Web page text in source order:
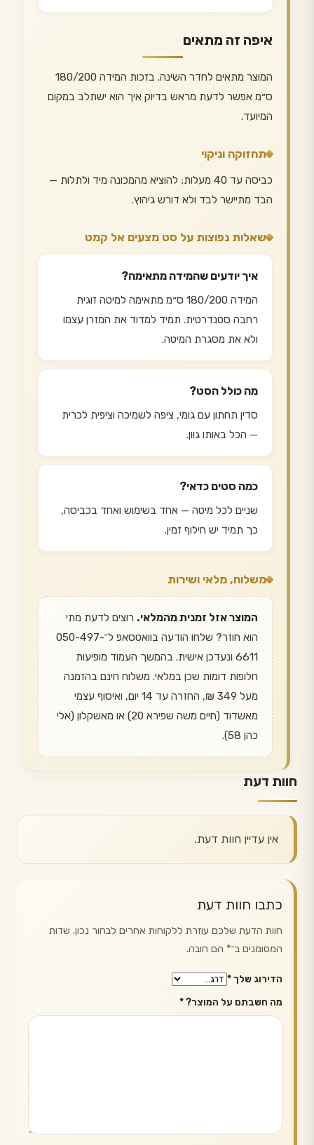
איפה זה מתאים
המוצר מתאים לחדר השינה. בזכות המידה 180/200
ס״מ אפשר לדעת מראש בדיוק איך הוא ישתלב במקום
המיועד.
תחזוקה וניקוי
כביסה עד 40 מעלות; להוציא מהמכונה מיד ולתלות —
הבד מתיישר לבד ולא דורש גיהוץ.
שאלות נפוצות על סט מצעים אל קמט
איך יודעים שהמידה מתאימה?
המידה 180/200 ס״מ מתאימה למיטה זוגית
רחבה סטנדרטית. תמיד למדוד את המזרן עצמו
ולא את מסגרת המיטה.
מה כולל הסט?
סדין תחתון עם גומי, ציפה לשמיכה וציפית לכרית
— הכל באותו גוון.
כמה סטים כדאי?
שניים לכל מיטה — אחד בשימוש ואחד בכביסה,
כך תמיד יש חילוף זמין.
משלוח, מלאי ושירות
המוצר אזל זמנית מהמלאי. רוצים לדעת מתי
הוא חוזר? שלחו הודעה בוואטסאפ ל־050-497-
6611 ונעדכן אישית. בהמשך העמוד מופיעות
חלופות דומות שכן במלאי. משלוח חינם בהזמנה
מעל 349 ₪, החזרה עד 14 יום, ואיסוף עצמי
מאשדוד (חיים משה שפירא 20) או מאשקלון (אלי
כהן 58).
חוות דעת
אין עדיין חוות דעת.
כתבו חוות דעת
חוות הדעת שלכם עוזרת ללקוחות אחרים לבחור נכון. שדות
המסומנים ב־* הם חובה.
הדירוג שלך*
מה חשבתם על המוצר?*